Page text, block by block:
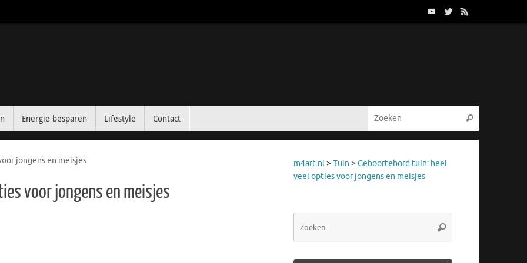
Energie besparen Lifestyle Contact Zoeken
jongens en meisjes
voor jongens en meisjes
m4art.nl > Tuin > Geboortebord tuin: heel
veel opties voor jongens en meisjes
Zoeken